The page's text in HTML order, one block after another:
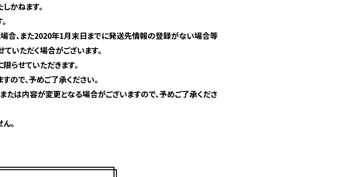
かねます。
合、また2020年1月末日までに発送先情報の登録がない場合等
いただく場合がございます。
らせていただきます。
で、予めご了承ください。
は内容が変更となる場合がございますので、予めご了承くださ
。